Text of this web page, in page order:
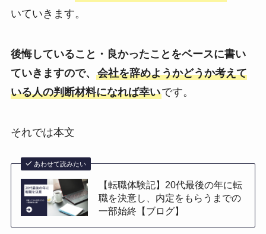
いていきます。
後悔していること・良かったことをベースに書い
ていきますので、 会社を辞めようかどうか考えて
いる人の判断材料になれば幸いです。
それでは本文
あわせて読みたい
【転職体験記】20代最後の年に転
職を決意し、内定をもらうまでの
一部始終【ブログ】